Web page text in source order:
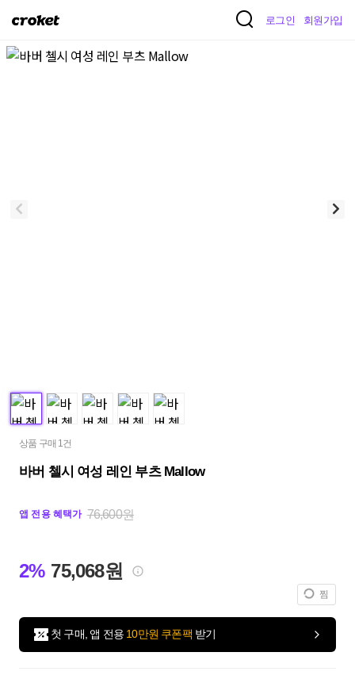
크
켓
로그인 회원가입
상품 구매 1건
바버 첼시 여성 레인 부츠 Mallow
앱 전용 혜택가 76,600원
2% 75,068원
찜
첫 구매, 앱 전용 10만원 쿠폰팩 받기